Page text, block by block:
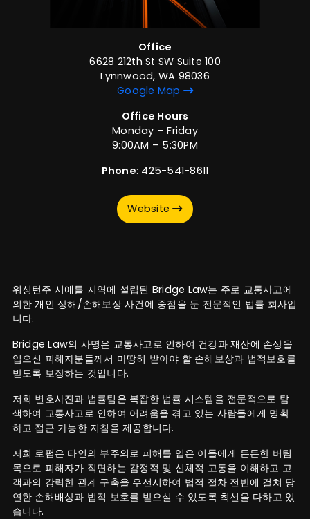
Office
6628 212th St SW Suite 100
Lynnwood, WA 98036
Google Map
Office Hours
Monday – Friday
9:00AM – 5:30PM
Phone: 425-541-8611
Website
워싱턴주 시애틀 지역에 설립된 Bridge Law는 주로 교통사고에
의한 개인 상해/손해보상 사건에 중점을 둔 전문적인 법률 회사입
니다.
Bridge Law의 사명은 교통사고로 인하여 건강과 재산에 손상을
입으신 피해자분들께서 마땅히 받아야 할 손해보상과 법적보호를
받도록 보장하는 것입니다.
저희 변호사진과 법률팀은 복잡한 법률 시스템을 전문적으로 탐
색하여 교통사고로 인하여 어려움을 겪고 있는 사람들에게 명확
하고 접근 가능한 지침을 제공합니다.
저희 로펌은 타인의 부주의로 피해를 입은 이들에게 든든한 버팀
목으로 피해자가 직면하는 감정적 및 신체적 고통을 이해하고 고
객과의 강력한 관계 구축을 우선시하여 법적 절차 전반에 걸쳐 당
연한 손해배상과 법적 보호를 받으실 수 있도록 최선을 다하고 있
습니다.